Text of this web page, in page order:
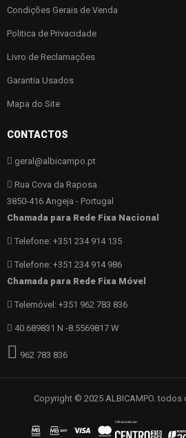
Condições Gerais de Venda
Politica de Privacidade
Livro de Reclamações
Garantia Usados
Mapa do Site
CONTACTOS
geral@albicampo.pt
Rua Cova da Raposa
3850-416 Angeja - Portugal
Chamada para Rede Fixa Nacional
Telefone: +351 234 914 135
Telefone: +351 234 914 986
Chamada para Rede Fixa Móvel
Telemóvel: +351 962 783 836
40.689831 N -8.5569817 W
962 783 836
Copyright © 2025 ALBICAMPO. todos